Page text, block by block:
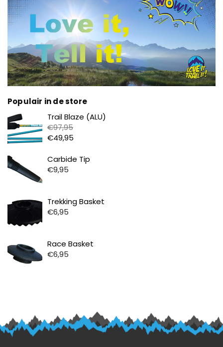
Populair in de store
Trail Blaze (ALU)
€97,95
€49,95
Carbide Tip
€9,95
Trekking Basket
€6,95
Race Basket
€6,95